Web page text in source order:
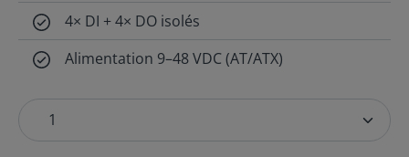
4× DI + 4× DO isolés
Alimentation 9–48 VDC (AT/ATX)